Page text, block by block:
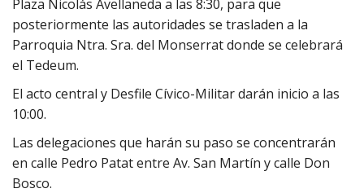
Plaza Nicolás Avellaneda a las 8:30, para que
posteriormente las autoridades se trasladen a la
Parroquia Ntra. Sra. del Monserrat donde se celebrará
el Tedeum.
El acto central y Desfile Cívico-Militar darán inicio a las
10:00.
Las delegaciones que harán su paso se concentrarán
en calle Pedro Patat entre Av. San Martín y calle Don
Bosco.